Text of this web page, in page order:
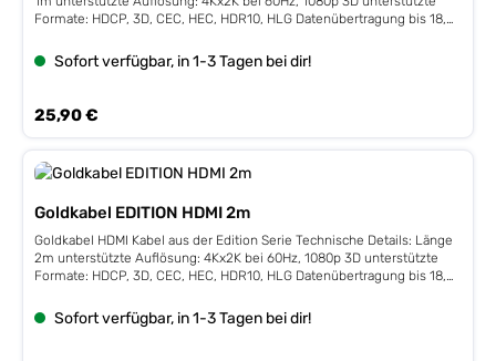
Formate: HDCP, 3D, CEC, HEC, HDR10, HLG Datenübertragung bis 18,0
elektromagnetische Impulse durch PVC-Mantel Metallstecker mit
vergoldeten Kontakten
Sofort verfügbar, in 1-3 Tagen bei dir!
Regulärer Preis:
25,90 €
Goldkabel EDITION HDMI 2m
Goldkabel HDMI Kabel aus der Edition Serie Technische Details: Länge
2m unterstützte Auflösung: 4Kx2K bei 60Hz, 1080p 3D unterstützte
Formate: HDCP, 3D, CEC, HEC, HDR10, HLG Datenübertragung bis 18,0
elektromagnetische Impulse durch PVC-Mantel Metallstecker mit
vergoldeten Kontakten
Sofort verfügbar, in 1-3 Tagen bei dir!